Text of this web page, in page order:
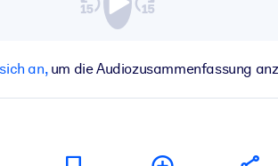
an,um die Audiozusammenfassung